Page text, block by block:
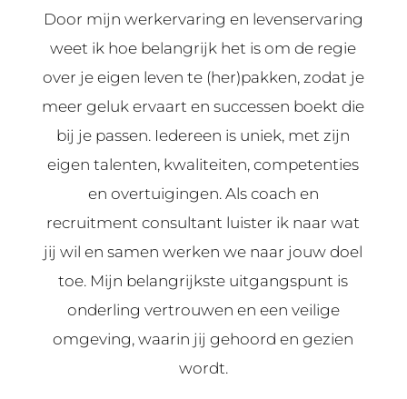
Door mijn werkervaring en levenservaring
weet ik hoe belangrijk het is om de regie
over je eigen leven te (her)pakken, zodat je
meer geluk ervaart en successen boekt die
bij je passen. Iedereen is uniek, met zijn
eigen talenten, kwaliteiten, competenties
en overtuigingen. Als coach en
recruitment consultant luister ik naar wat
jij wil en samen werken we naar jouw doel
toe. Mijn belangrijkste uitgangspunt is
onderling vertrouwen en een veilige
omgeving, waarin jij gehoord en gezien
wordt.